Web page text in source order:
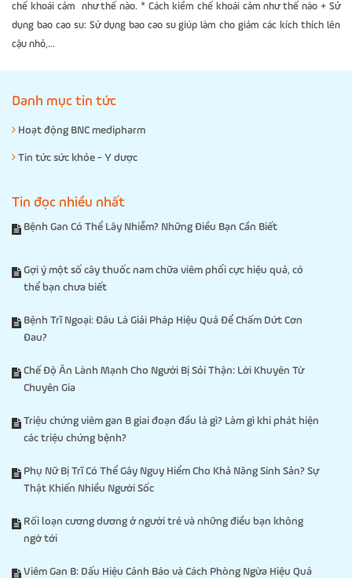
chế khoái cảm như thế nào. * Cách kiềm chế khoái cảm như thế nào + Sử
dụng bao cao su: Sử dụng bao cao su giúp làm cho giảm các kích thích lên
cậu nhỏ,...
Danh mục tin tức
Hoạt động BNC medipharm
Tin tức sức khỏe - Y dược
Tin đọc nhiều nhất
Bệnh Gan Có Thể Lây Nhiễm? Những Điều Bạn Cần Biết
Gợi ý một số cây thuốc nam chữa viêm phổi cực hiệu quả, có
thể bạn chưa biết
Bệnh Trĩ Ngoại: Đâu Là Giải Pháp Hiệu Quả Để Chấm Dứt Cơn
Đau?
Chế Độ Ăn Lành Mạnh Cho Người Bị Sỏi Thận: Lời Khuyên Từ
Chuyên Gia
Triệu chứng viêm gan B giai đoạn đầu là gì? Làm gì khi phát hiện
các triệu chứng bệnh?
Phụ Nữ Bị Trĩ Có Thể Gây Nguy Hiểm Cho Khả Năng Sinh Sản? Sự
Thật Khiến Nhiều Người Sốc
Rối loạn cương dương ở người trẻ và những điều bạn không
ngờ tới
Viêm Gan B: Dấu Hiệu Cảnh Báo và Cách Phòng Ngừa Hiệu Quả